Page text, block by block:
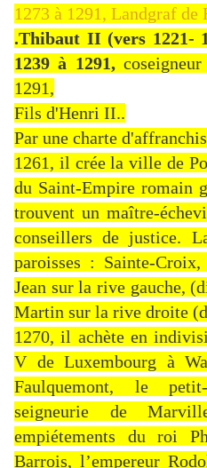
1273 à 1291, Landgraf de
.Thibaut II (vers 1221-
1239 à 1291,
1291,
Fils d'Henri II..
Par une charte
1261, il crée la ville de
du Saint-Empire romain
trouvent un maître-
conseillers de justice.
paroisses : Sainte-
Jean sur la rive gauche,
Martin sur la rive droite
1270, il achète en
V de Luxembourg à
Faulquemont, le
seigneurie de
empiétements du roi
Barrois, l’empereur